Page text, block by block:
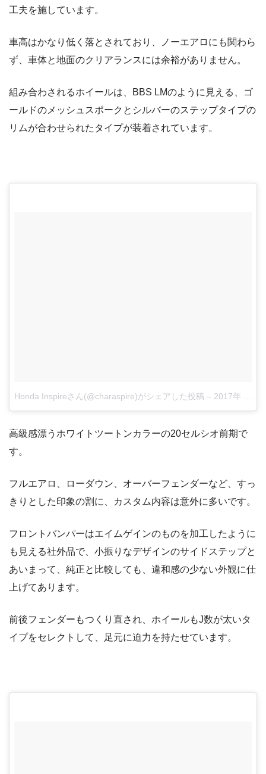
工夫を施しています。
車高はかなり低く落とされており、ノーエアロにも関わら
ず、車体と地面のクリアランスには余裕がありません。
組み合わされるホイールは、BBS LMのように見える、ゴ
ールドのメッシュスポークとシルバーのステップタイプの
リムが合わせられたタイプが装着されています。
Honda Inspireさん(@charaspire)がシェアした投稿 – 2017年 7月月21日午後10時36分PDT
高級感漂うホワイトツートンカラーの20セルシオ前期で
す。
フルエアロ、ローダウン、オーバーフェンダーなど、すっ
きりとした印象の割に、カスタム内容は意外に多いです。
フロントバンパーはエイムゲインのものを加工したように
も見える社外品で、小振りなデザインのサイドステップと
あいまって、純正と比較しても、違和感の少ない外観に仕
上げてあります。
前後フェンダーもつくり直され、ホイールもJ数が太いタ
イプをセレクトして、足元に迫力を持たせています。